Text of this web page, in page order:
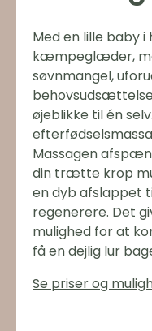
Med en lille baby i
kæmpeglæder,
søvnmangel,
øjeblikke til én
Massagen
din trætte krop
en dyb afslappet
regenerere. Det
mulighed for at
få en dejlig lur
Se priser og